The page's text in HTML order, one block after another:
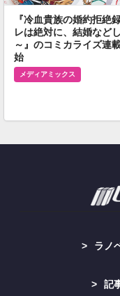
『冷血貴族の婚約拒絶
レは絶対に、結婚など
～』のコミカライズ連
始
メディアミックス
ラノ
記